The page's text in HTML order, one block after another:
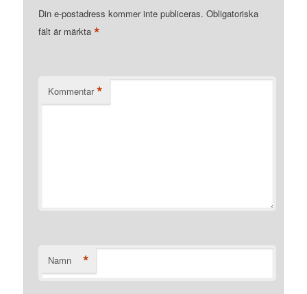
Din e-postadress kommer inte publiceras. Obligatoriska
fält är märkta*
Kommentar *
Namn *